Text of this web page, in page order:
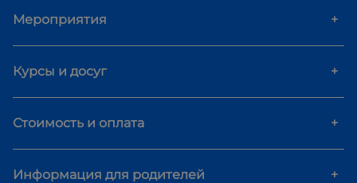
Мероприятия +
Курсы и досуг +
Стоимость и оплата +
Информация для родителей +